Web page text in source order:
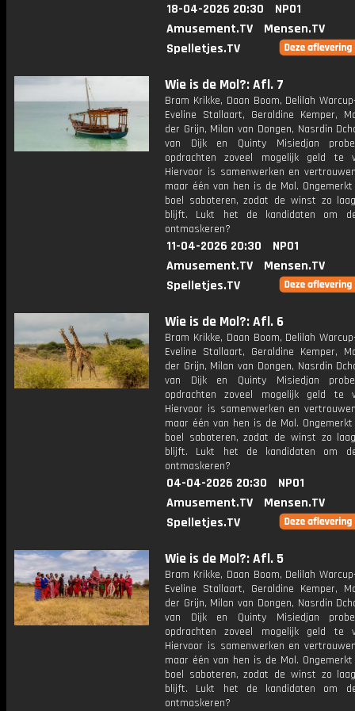
18-04-2026 20:30
NPO1
Amusement.TV
Mensen.TV
Spelletjes.TV
Wie is de Mol?: Afl. 7
Bram Krikke, Daan Boom, Delilah
Eveline Stallaart, Geraldine Kemper,
der Grijn, Milan van Dongen, Nasrdin
van Dijk en Quinty Misiedjan
opdrachten zoveel mogelijk geld te
Hiervoor is samenwerken en
maar één van hen is de Mol.
boel saboteren, zodat de winst zo
blijft. Lukt het de kandidaten om
ontmaskeren?
11-04-2026 20:30
NPO1
Amusement.TV
Mensen.TV
Spelletjes.TV
Wie is de Mol?: Afl. 6
Bram Krikke, Daan Boom, Delilah
Eveline Stallaart, Geraldine Kemper,
der Grijn, Milan van Dongen, Nasrdin
van Dijk en Quinty Misiedjan
opdrachten zoveel mogelijk geld te
Hiervoor is samenwerken en
maar één van hen is de Mol.
boel saboteren, zodat de winst zo
blijft. Lukt het de kandidaten om
ontmaskeren?
04-04-2026 20:30
NPO1
Amusement.TV
Mensen.TV
Spelletjes.TV
Wie is de Mol?: Afl. 5
Bram Krikke, Daan Boom, Delilah
Eveline Stallaart, Geraldine Kemper,
der Grijn, Milan van Dongen, Nasrdin
van Dijk en Quinty Misiedjan
opdrachten zoveel mogelijk geld te
Hiervoor is samenwerken en
maar één van hen is de Mol.
boel saboteren, zodat de winst zo
blijft. Lukt het de kandidaten om
ontmaskeren?